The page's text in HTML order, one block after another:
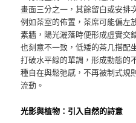
畫面三分之一，其餘留白或安排
例如茶室的佈置，茶席可能偏左
素牆，陽光灑落時便形成虛實交
也刻意不一致，低矮的茶几搭配
打破水平線的單調，形成動態的
種自在與鬆弛感，不再被制式規
流動。
光影與植物：引入自然的詩意